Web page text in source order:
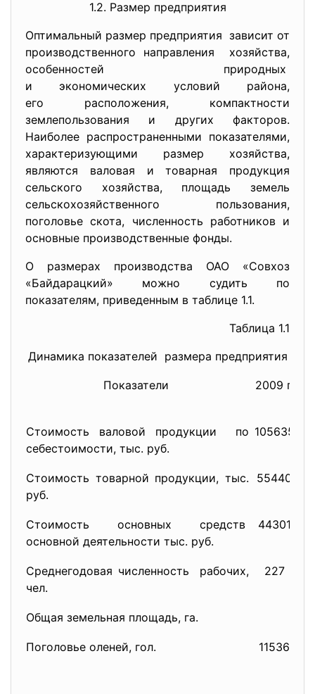
1.2. Размер предприятия
Оптимальный размер предприятия зависит от
производственного направления хозяйства,
особенностей природных
и экономических условий района,
его расположения, компактности
землепользования и других факторов.
Наиболее распространенными показателями,
характеризующими размер хозяйства,
являются валовая и товарная продукция
сельского хозяйства, площадь земель
сельскохозяйственного пользования,
поголовье скота, численность работников и
основные производственные фонды.
О размерах производства ОАО «Совхоз
«Байдарацкий» можно судить по
показателям, приведенным в таблице 1.1.
Таблица 1.1
Динамика показателей размера предприятия
Показатели 2009 г.
Стоимость валовой продукции по
себестоимости, тыс. руб.
105635
Стоимость товарной продукции, тыс.
руб.
55440
Стоимость основных средств
основной деятельности тыс. руб.
44301
Среднегодовая численность рабочих,
чел.
227
Общая земельная площадь, га.
Поголовье оленей, гол. 11536